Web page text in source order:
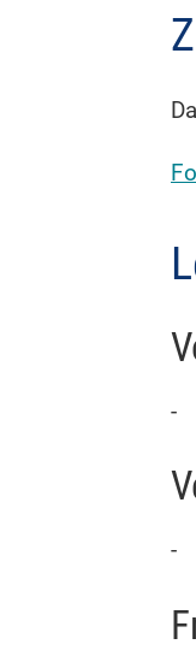
-
-